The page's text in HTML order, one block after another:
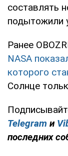
составлять
подытожили
Ранее
NASA
которого
Солнце
Telegram и
последних